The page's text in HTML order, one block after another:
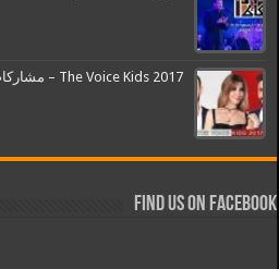
The Voice Kids 2017 – مشاركات فريق كاظم الساهر
Find us on Facebook